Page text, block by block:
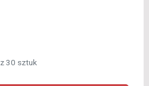
z 30 sztuk